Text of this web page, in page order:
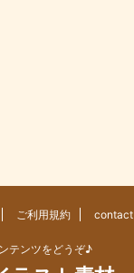
ご利用規約 contact
テンツをどうぞ♪